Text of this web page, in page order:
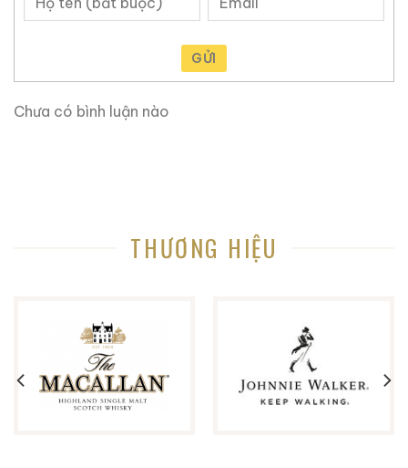
GỬI
Chưa có bình luận nào
THƯƠNG HIỆU